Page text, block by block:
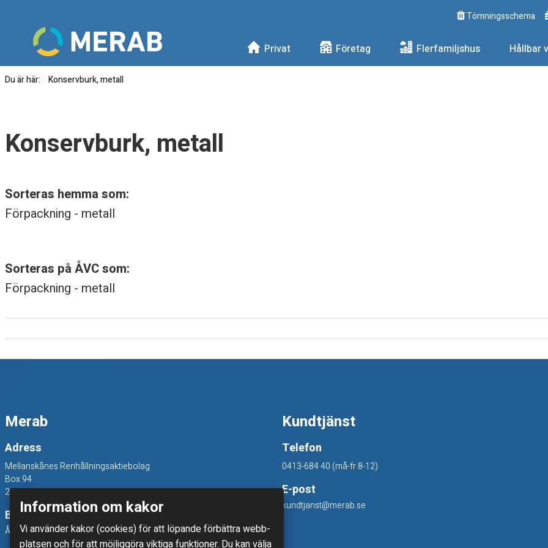
Tömningsschema
Mellanskånes Renhållnings AB
Privat Företag Flerfamiljshus Hållbar
Du är här: Konservburk, metall
o
n
s
e
v
b
u
r
m
e
t
a
Konservburk, metall
Sorteras hemma som:
Förpackning - metall
Sorteras på ÅVC som:
Förpackning - metall
Merab
Adress
Mellanskånes Renhållningsaktiebolag
Box 94
241 22 Eslöv
Besöksadress
Åkerivägen 3, 241 38 Eslöv
Kundtjänst
Telefon
0413-684 40 (må-fr 8-12)
E-post
kundtjanst@merab.se
Information om kakor
Vi använder kakor (cookies) för att löpande förbättra webb­
platsen och för att möjlig­göra viktiga funktioner. Du kan välja